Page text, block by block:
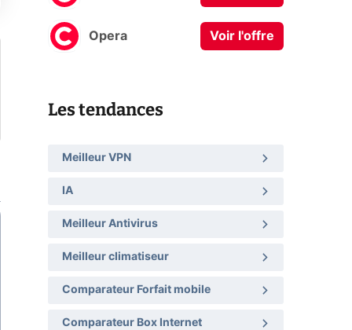
Opera Voir l'offre
Les tendances
Meilleur VPN
IA
Meilleur Antivirus
Meilleur climatiseur
Comparateur Forfait mobile
Comparateur Box Internet